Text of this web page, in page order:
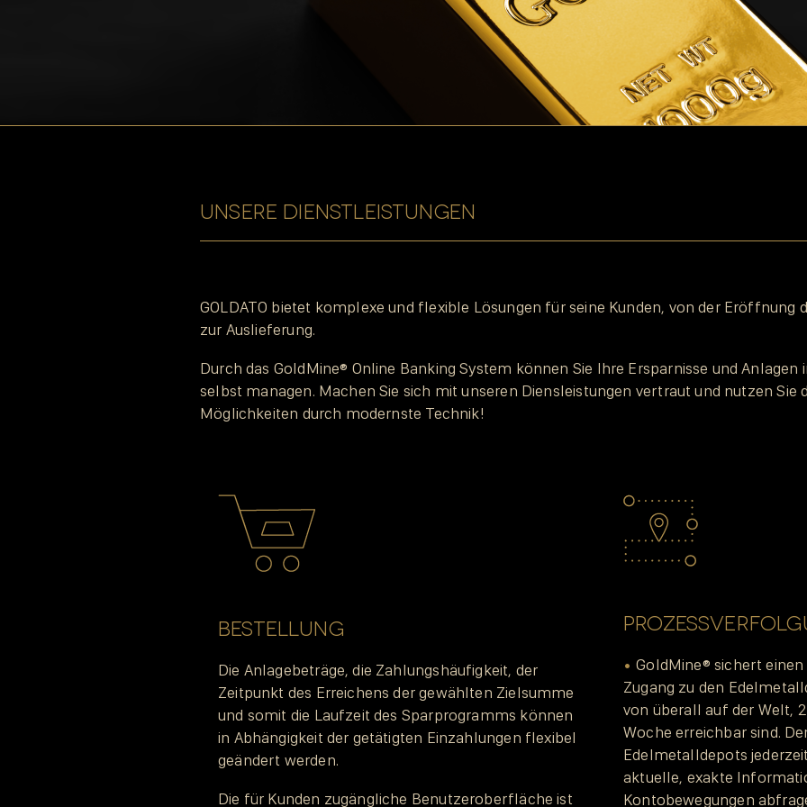
UNSERE DIENSTLEISTUNGEN
GOLDATO bietet komplexe und flexible Lösungen für seine Kunden, von der Eröffnung
zur Auslieferung.
Durch das GoldMine® Online Banking System können Sie Ihre Ersparnisse und
selbst managen. Machen Sie sich mit unseren Diensleistungen vertraut und nutzen Sie
Möglichkeiten durch modernste Technik!
BESTELLUNG
Die Anlagebeträge, die Zahlungshäufigkeit, der
Zeitpunkt des Erreichens der gewählten Zielsumme
und somit die Laufzeit des Sparprogramms können
in Abhängigkeit der getätigten Einzahlungen flexibel
geändert werden.
Die für Kunden zugängliche Benutzeroberfläche ist
GoldMine® sichert
Zugang zu den
von überall auf der Welt,
Woche erreichbar sind.
Edelmetalldepots
aktuelle, exakte
Kontobewegungen